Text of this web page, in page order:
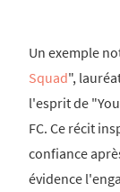
Un exemple
Squad",
l'esprit de
FC. Ce récit
confiance
évidence